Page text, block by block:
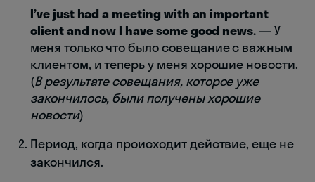
I’ve just had a meeting with an important
client and now I have some good news. — У
меня только что было совещание с важным
клиентом, и теперь у меня хорошие новости.
(В результате совещания, которое уже
закончилось, были получены хорошие
новости)
Период, когда происходит действие, еще не
закончился.